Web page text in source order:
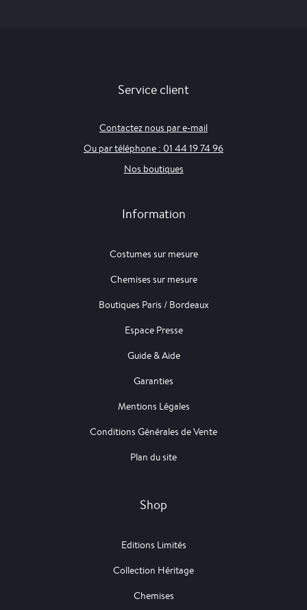
Service client
Contactez nous par e-mail
Ou par téléphone : 01 44 19 74 96
Nos boutiques
Information
Costumes sur mesure
Chemises sur mesure
Boutiques Paris / Bordeaux
Espace Presse
Guide & Aide
Garanties
Mentions Légales
Conditions Générales de Vente
Plan du site
Shop
Editions Limités
Collection Héritage
Chemises